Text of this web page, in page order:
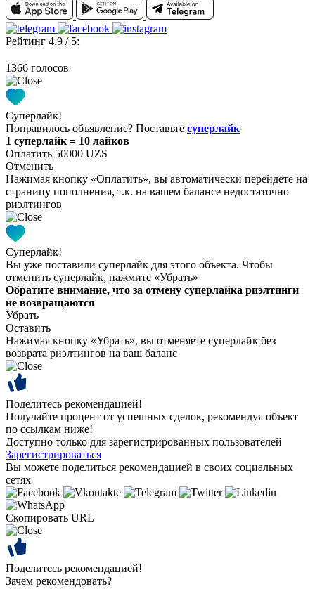
Рейтинг 4.9 / 5:
1366 голосов
Суперлайк!
Понравилось объявление? Поставьте суперлайк
1 суперлайк = 10 лайков
Оплатить 50000 UZS
Отменить
Нажимая кнопку «Оплатить», вы автоматически перейдете на
страницу пополнения, т.к. на вашем балансе недостаточно
риэлтингов
Суперлайк!
Вы уже поставили суперлайк для этого объекта. Чтобы
отменить суперлайк, нажмите «Убрать»
Обратите внимание, что за отмену суперлайка риэлтинги
не возвращаются
Убрать
Оставить
Нажимая кнопку «Убрать», вы отменяете суперлайк без
возврата риэлтингов на ваш баланс
Поделитесь рекомендацией!
Получайте процент от успешных сделок, рекомендуя объект
по ссылкам ниже!
Доступно только для зарегистрированных пользователей
Зарегистрироваться
Вы можете поделиться рекомендацией в своих социальных
сетях
Скопировать URL
Поделитесь рекомендацией!
Зачем рекомендовать?